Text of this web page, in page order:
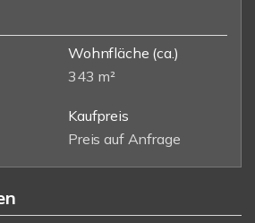
Wohnfläche (ca.)
343 m²
Kaufpreis
Preis auf Anfrage